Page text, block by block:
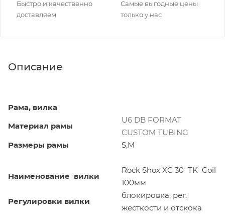
Быстро и качественно
доставляем
Самые выгодные цены
только у нас
Описание
Рама, вилка
Материал рамы
U6 DB FORMAT
CUSTOM TUBING
Размеры рамы
S,M
Наименование вилки
Rock Shox XC 30 TK Coil
100мм
Регулировки вилки
блокировка, рег.
жесткости и отскока